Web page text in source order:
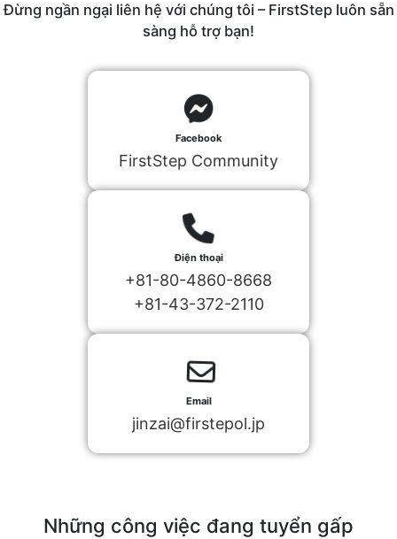
Đừng ngần ngại liên hệ với chúng tôi – FirstStep luôn sẵn
sàng hỗ trợ bạn!
Facebook
FirstStep Community
Điện thoại
+81-80-4860-8668
+81-43-372-2110
Email
jinzai@firstepol.jp
Những công việc đang tuyển gấp